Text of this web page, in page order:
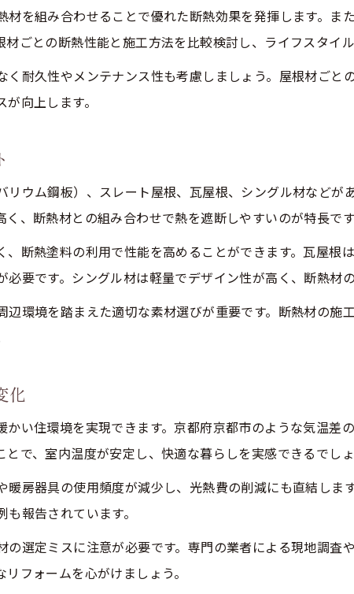
屋根材ごとの断熱性能を徹底比較
リフォーム時に注目したい屋根材の特徴
断熱力で選ぶ屋根材のメリットと注意点
屋根リフォーム成功のための選択基準
屋根と天井断熱の違いと選択ポイント
断熱リフォームの基礎と効果的な進め方
屋根断熱の施工方法とメリットを解説
屋根材に適した断熱方法の考え方
快適と省エネを叶える屋根リフォーム術
快適な住まいづくりに役立つ屋根材選び
屋根リフォームによる省エネ術を紹介
を組み合わせることで優れた断熱効果を発揮します。ま
ごとの断熱性能と施工方法を比較検討し、ライフスタイ
耐久性やメンテナンス性も考慮しましょう。屋根材ごと
向上します。
ウム鋼板）、スレート屋根、瓦屋根、シングル材などが
、断熱材との組み合わせで熱を遮断しやすいのが特長です
断熱塗料の利用で性能を高めることができます。瓦屋根
要です。シングル材は軽量でデザイン性が高く、断熱材
環境を踏まえた適切な素材選びが重要です。断熱材の施
化
い住環境を実現できます。京都府京都市のような気温差
で、室内温度が安定し、快適な暮らしを実感できるでしょ
房器具の使用頻度が減少し、光熱費の削減にも直結しま
報告されています。
選定ミスに注意が必要です。専門の業者による現地調査
フォームを心がけましょう。